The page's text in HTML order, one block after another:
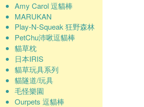
Amy Carol 逗貓棒
MARUKAN
Play-N-Squeak 狂野森林
PetChu沛啾逗貓棒
貓草枕
日本IRIS
貓草玩具系列
貓隧道/玩具
毛怪樂園
Ourpets 逗貓棒